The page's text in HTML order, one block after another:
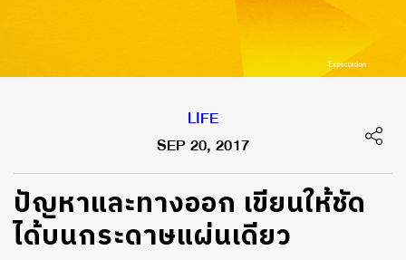
LIFE
SEP 20, 2017
ปัญหาและทางออก เขียนให้ชัด
ได้บนกระดาษแผ่นเดียว